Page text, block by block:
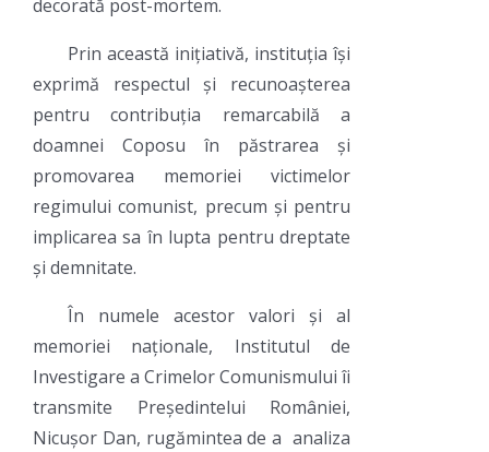
decorată post-mortem.
Prin această inițiativă, instituția își
exprimă respectul și recunoașterea
pentru contribuția remarcabilă a
doamnei Coposu în păstrarea și
promovarea memoriei victimelor
regimului comunist, precum și pentru
implicarea sa în lupta pentru dreptate
și demnitate.
În numele acestor valori și al
memoriei naționale, Institutul de
Investigare a Crimelor Comunismului îi
transmite Președintelui României,
Nicușor Dan, rugămintea de a analiza